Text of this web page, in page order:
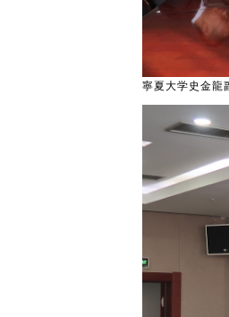
寧夏大学史金龍